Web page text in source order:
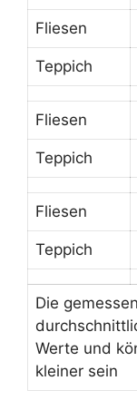
Fliesen
Teppich
Fliesen
Teppich
Fliesen
Teppich
Die
Werte und
kleiner sein